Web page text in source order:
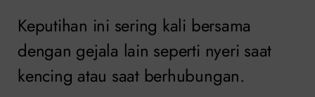
Keputihan ini sering kali bersama
dengan gejala lain seperti nyeri saat
kencing atau saat berhubungan.